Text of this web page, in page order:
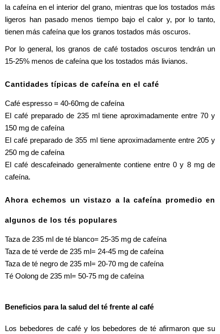
la cafeína en el interior del grano, mientras que los tostados más
ligeros han pasado menos tiempo bajo el calor y, por lo tanto,
tienen más cafeína que los granos tostados más oscuros.
Por lo general, los granos de café tostados oscuros tendrán un
15-25% menos de cafeína que los tostados más livianos.
Cantidades típicas de cafeína en el café
Café espresso = 40-60mg de cafeína
El café preparado de 235 ml tiene aproximadamente entre 70 y
150 mg de cafeína
El café preparado de 355 ml tiene aproximadamente entre 205 y
250 mg de cafeína
El café descafeinado generalmente contiene entre 0 y 8 mg de
cafeína.
Ahora echemos un vistazo a la cafeína promedio en
algunos de los tés populares
Taza de 235 ml de té blanco= 25-35 mg de cafeína
Taza de té verde de 235 ml= 24-45 mg de cafeína
Taza de té negro de 235 ml= 20-70 mg de cafeína
Té Oolong de 235 ml= 50-75 mg de cafeína
Beneficios para la salud del té frente al café
Los bebedores de café y los bebedores de té afirmaron que su